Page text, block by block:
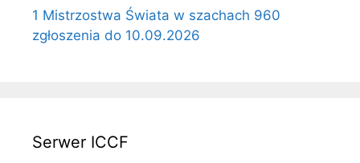
1 Mistrzostwa Świata w szachach 960
zgłoszenia do 10.09.2026
Serwer ICCF